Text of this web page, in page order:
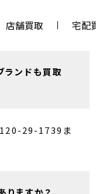
店舗買取 宅配
ンドも買取
29-1739ま